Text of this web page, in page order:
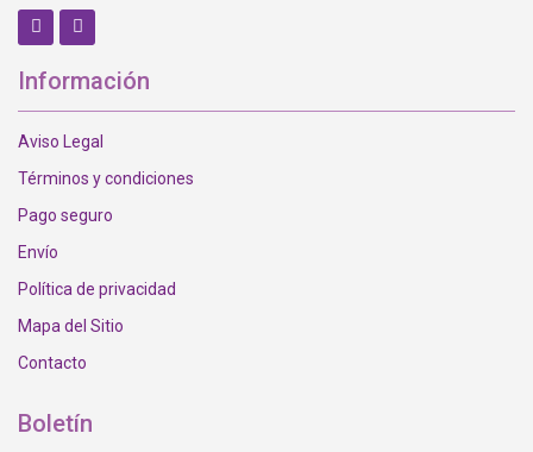
Información
Aviso Legal
Términos y condiciones
Pago seguro
Envío
Política de privacidad
Mapa del Sitio
Contacto
Boletín